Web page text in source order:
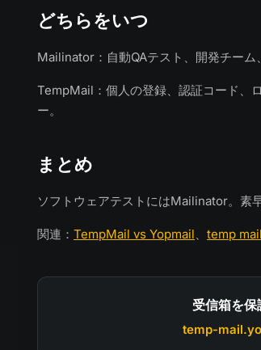
どちらをいつ
Mailinator：自動QAテスト、開発チーム
TempMail：個人の登録、認証コード、
ー。
まとめ
ソフトウェアテストにはMailinator。素
関連： TempMail vs Yopmail、 temp
受信箱を保
temp-